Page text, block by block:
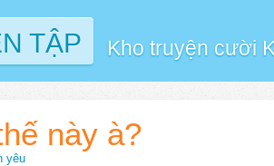
TẬP Kho truyện cười
này à?
yêu